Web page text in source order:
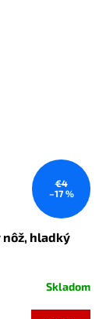
€4
–17 %
hladký
Skladom